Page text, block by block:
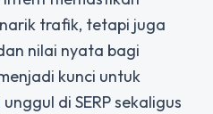
trafik, tetapi juga
nilai nyata bagi
kunci untuk
di SERP sekaligus